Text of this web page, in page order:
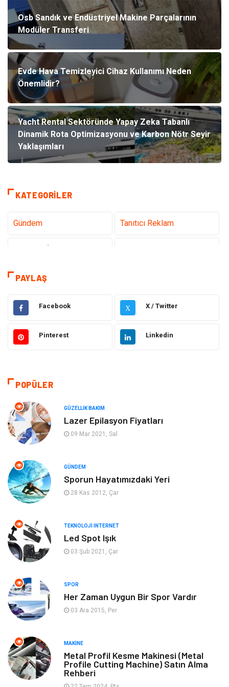
Osb Sandık ve Endüstriyel Makine Parçalarının
Modüler Transferi
Evde Hava Temizleyici Cihaz Kullanımı Neden
Önemlidir?
Yacht Rental Sektöründe Yapay Zeka Tabanlı
Dinamik Rota Optimizasyonu ve Karbon Nötr Seyir
Yaklaşımları
KATEGORILER
Gündem Tanıtıcı Reklam
Hukuk
Dekorasyon Giyim
Otomotiv Güzellik Bakım
Makine
Gıda
Keyif Hobi
Anne Çocuk
Organizasyon Moda
Bilgisayar & Yazılım
Müzik
Spor
Turizm
Nakliye
Mobilya Finans Ekonomi
PAYLAŞ
Facebook X X / Twitter
Pinterest Linkedin
POPÜLER
GÜZELLIK BAKIM
Lazer Epilasyon Fiyatları
09 Mar 2021, Sal
GÜNDEM
Sporun Hayatımızdaki Yeri
28 Kas 2012, Çar
TEKNOLOJI İNTERNET
Led Spot Işık
03 Şub 2021, Çar
SPOR
Her Zaman Uygun Bir Spor Vardır
03 Ara 2015, Per
MAKINE
Metal Profil Kesme Makinesi (Metal
Profile Cutting Machine) Satın Alma
Rehberi